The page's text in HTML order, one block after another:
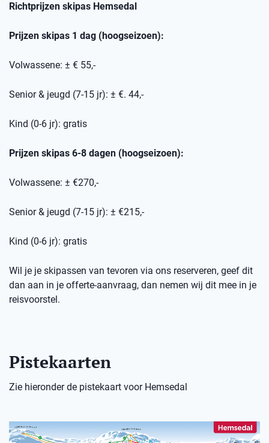
Richtprijzen skipas Hemsedal
Prijzen skipas 1 dag (hoogseizoen):
Volwassene: ± € 55,-
Senior & jeugd (7-15 jr): ± €. 44,-
Kind (0-6 jr): gratis
Prijzen skipas 6-8 dagen (hoogseizoen):
Volwassene: ± €270,-
Senior & jeugd (7-15 jr): ± €215,-
Kind (0-6 jr): gratis
Wil je je skipassen van tevoren via ons reserveren, geef dit
dan aan in je offerte-aanvraag, dan nemen wij dit mee in je
reisvoorstel.
Pistekaarten
Zie hieronder de pistekaart voor Hemsedal